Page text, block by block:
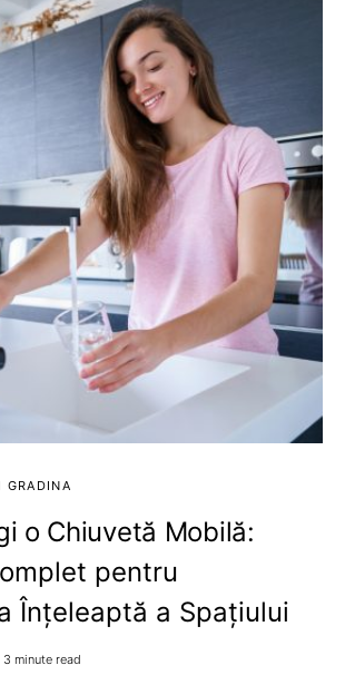
GRADINA
o Chiuvetă Mobilă:
pentru
Înțeleaptă a Spațiului
3 minute read